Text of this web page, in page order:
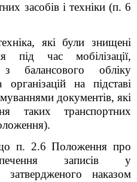
засобів і техніки (п. 6
які були знищені
під час мобілізації,
балансового обліку
на підставі
документів, які
таких транспортних
п. 2.6 Положення про
записів у
затвердженого наказом